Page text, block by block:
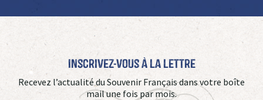
Inscrivez-vous à La Lettre
Recevez l’actualité du Souvenir Français dans votre boîte
mail une fois par mois.